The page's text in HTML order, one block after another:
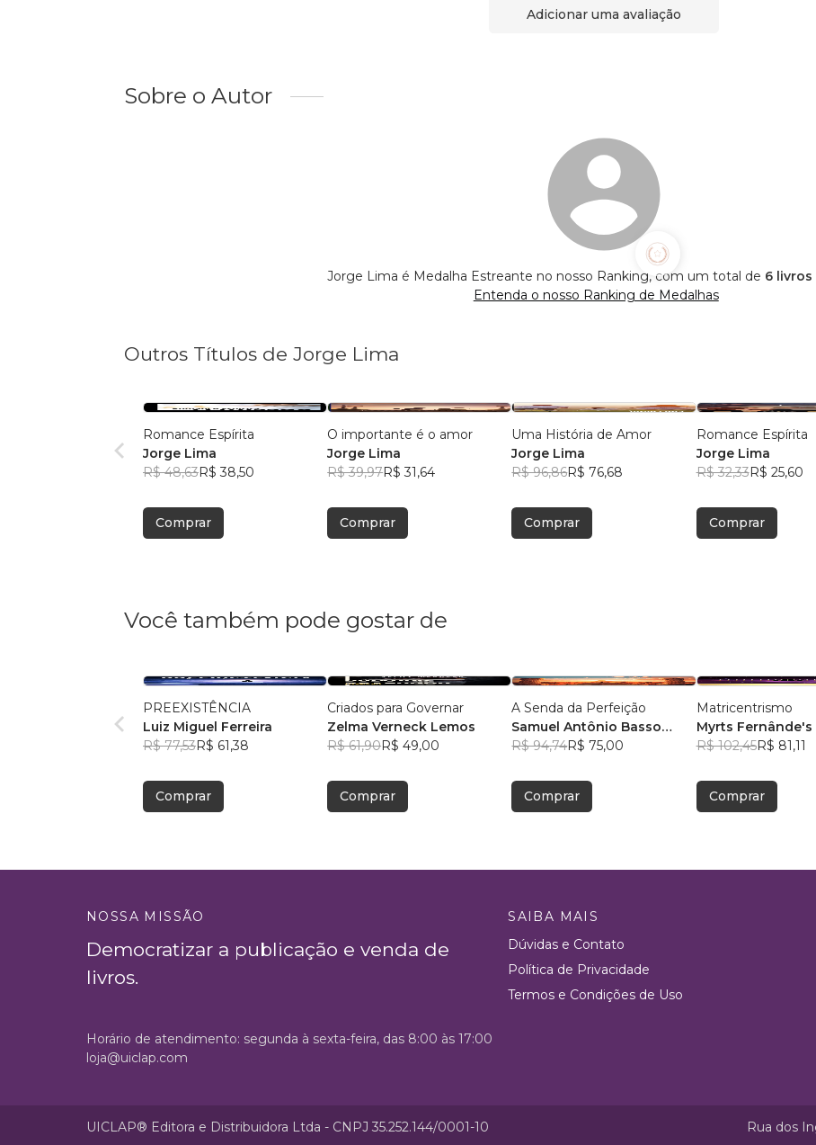
Adicionar uma avaliação
Sobre o Autor
Jorge Lima é Medalha Estreante no nosso Ranking, com um total de 6
Entenda o nosso Ranking de Medalhas
Outros Títulos de Jorge Lima
Romance Espírita
Jorge Lima
R$ 48,63R$ 38,50
Comprar
O importante é o amor
Jorge Lima
R$ 39,97R$ 31,64
Comprar
Uma História de Amor
Jorge Lima
R$ 96,86R$ 76,68
Comprar
Romance Espírita
Jorge Lima
R$ 32,33R$ 25,60
Comprar
Você também pode gostar de
PREEXISTÊNCIA
Luiz Miguel Ferreira
R$ 77,53R$ 61,38
Comprar
Criados para Governar
Zelma Verneck Lemos
R$ 61,90R$ 49,00
Comprar
A Senda da Perfeição
Samuel Antônio Basso
Chiesa
R$ 94,74R$ 75,00
Comprar
Matricentrismo
Myrts Fernânde's
R$ 102,45R$ 81,11
Comprar
NOSSA MISSÃO
Democratizar a publicação e venda de
livros.
SAIBA MAIS
Dúvidas e Contato
Política de Privacidade
Termos e Condições de Uso
Horário de atendimento: segunda à sexta-feira, das 8:00 às 17:00
loja@uiclap.com
UICLAP® Editora e Distribuidora Ltda - CNPJ 35.252.144/0001-10 Rua dos